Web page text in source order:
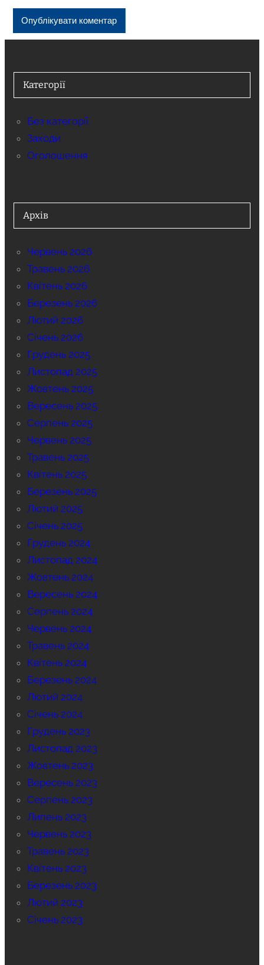
Категорії
Без категорії
Заходи
Оголошення
Архів
Червень 2026
Травень 2026
Квітень 2026
Березень 2026
Лютий 2026
Січень 2026
Грудень 2025
Листопад 2025
Жовтень 2025
Вересень 2025
Серпень 2025
Червень 2025
Травень 2025
Квітень 2025
Березень 2025
Лютий 2025
Січень 2025
Грудень 2024
Листопад 2024
Жовтень 2024
Вересень 2024
Серпень 2024
Червень 2024
Травень 2024
Квітень 2024
Березень 2024
Лютий 2024
Січень 2024
Грудень 2023
Листопад 2023
Жовтень 2023
Вересень 2023
Серпень 2023
Липень 2023
Червень 2023
Травень 2023
Квітень 2023
Березень 2023
Лютий 2023
Січень 2023